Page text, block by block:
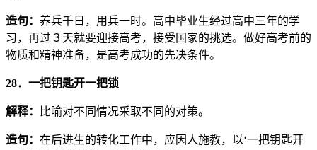
造句： 养兵千日，用兵一时。高中毕业生经过高中三年的学
习，再过３天就要迎接高考，接受国家的挑选。做好高考前的
物质和精神准备，是高考成功的先决条件。
28．一把钥匙开一把锁
解释： 比喻对不同情况采取不同的对策。
造句： 在后进生的转化工作中，应因人施教，以‘一把钥匙开